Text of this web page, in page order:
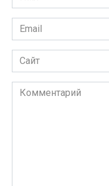
*
Email
*
Сайт
Комментарий